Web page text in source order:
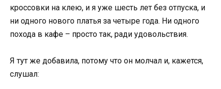
кроссовки на клею, и я уже шесть лет без отпуска, и
ни одного нового платья за четыре года. Ни одного
похода в кафе – просто так, ради удовольствия.
Я тут же добавила, потому что он молчал и, кажется,
слушал: